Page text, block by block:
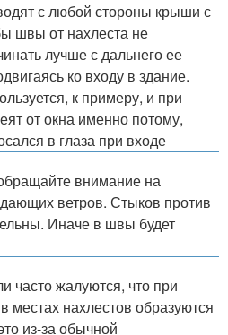
с любой стороны крыши с
швы от нахлеста не
лучше с дальнего ее
ко входу в здание.
к примеру, и при
от окна именно потому,
в глаза при входе
внимание на
ветров. Стыков против
Иначе в швы будет
часто жалуются, что при
местах нахлестов образуются
из-за обычной